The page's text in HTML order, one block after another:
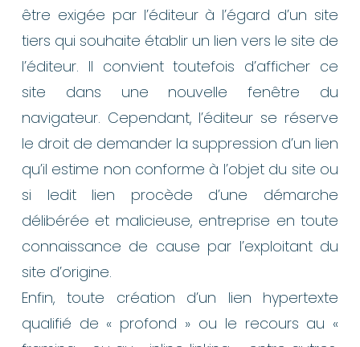
être exigée par l’éditeur à l’égard d’un site
tiers qui souhaite établir un lien vers le site de
l’éditeur. Il convient toutefois d’afficher ce
site dans une nouvelle fenêtre du
navigateur. Cependant, l’éditeur se réserve
le droit de demander la suppression d’un lien
qu’il estime non conforme à l’objet du site ou
si ledit lien procède d’une démarche
délibérée et malicieuse, entreprise en toute
connaissance de cause par l’exploitant du
site d’origine.
Enfin, toute création d’un lien hypertexte
qualifié de « profond » ou le recours au «